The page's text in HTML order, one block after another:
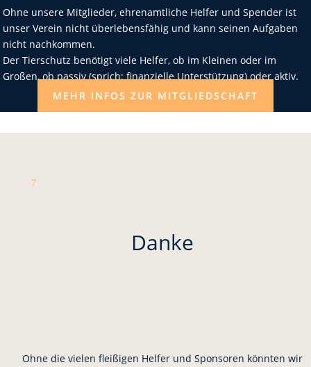
Ohne unsere Mitglieder, ehrenamtliche Helfer und Spender ist
unser Verein nicht überlebensfähig und kann seinen Aufgaben
nicht nachkommen.
Der Tierschutz benötigt viele Helfer, ob im Kleinen oder im
Großen, ob passiv (sprich: finanzielle Unterstützung) oder aktiv.
MEHR INFOS ZUR MITGLIEDSCHAFT
7
Danke
Ohne die vielen fleißigen Helfer und Sponsoren könnten wir